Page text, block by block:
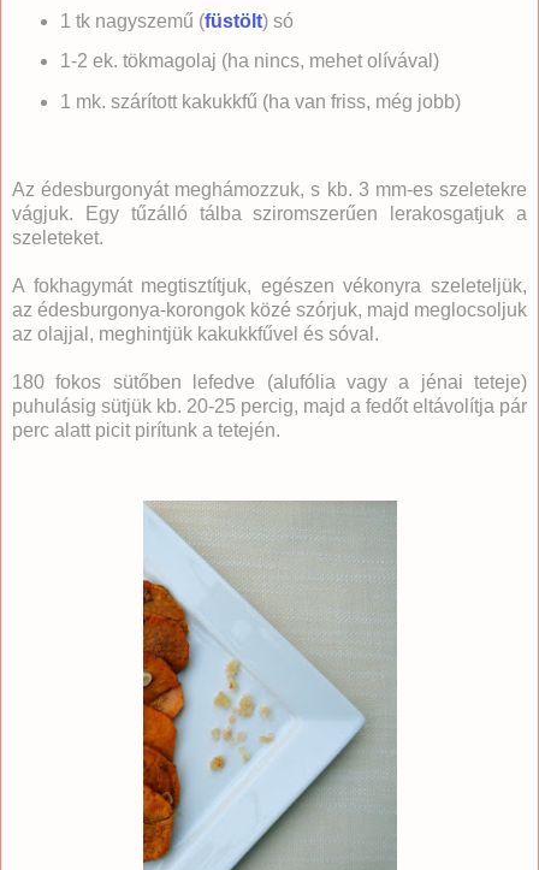
1 tk nagyszemű (füstölt) só
1-2 ek. tökmagolaj (ha nincs, mehet olívával)
1 mk. szárított kakukkfű (ha van friss, még jobb)
Az édesburgonyát meghámozzuk, s kb. 3 mm-es szeletekre
vágjuk. Egy tűzálló tálba sziromszerűen lerakosgatjuk a
szeleteket.
A fokhagymát megtisztítjuk, egészen vékonyra szeleteljük,
az édesburgonya-korongok közé szórjuk, majd meglocsoljuk
az olajjal, meghintjük kakukkfűvel és sóval.
180 fokos sütőben lefedve (alufólia vagy a jénai teteje)
puhulásig sütjük kb. 20-25 percig, majd a fedőt eltávolítja pár
perc alatt picit pirítunk a tetején.